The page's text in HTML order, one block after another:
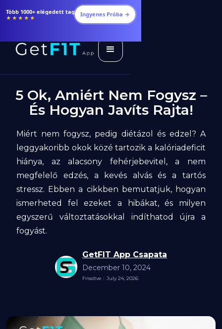
Több 1000+ elégedett tag
★★★★★ Ingyenes Próba →
5 Ok, Amiért Nem Fogysz –
És Hogyan Javíts Rajta!
Miért nem fogysz, pedig diétázol és edzel? A
leggyakoribb okok közé tartozik a kalóriadeficit
hiánya, az alacsony fehérjebevitel, a nem
megfelelő edzés, a kevés alvás és a tartós
stressz. Ebben a cikkben bemutatjuk, hogyan
ismerheted fel ezeket a hibákat, és milyen
egyszerű változtatásokkal indíthatod újra a
fogyást.
GetFIT App Csapata
December 10, 2024
Frissítve : July 24, 2026